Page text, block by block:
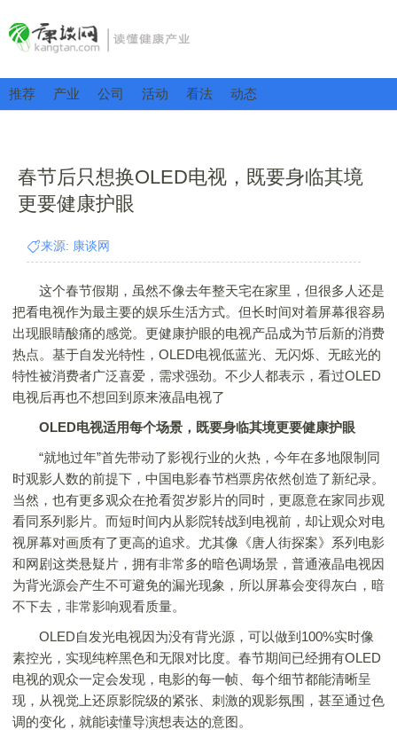
推荐 产业 公司 活动 看法 动态
春节后只想换OLED电视，既要身临其境
更要健康护眼
来源: 康谈网
这个春节假期，虽然不像去年整天宅在家里，但很多人还是
把看电视作为最主要的娱乐生活方式。但长时间对着屏幕很容易
出现眼睛酸痛的感觉。更健康护眼的电视产品成为节后新的消费
热点。基于自发光特性，OLED电视低蓝光、无闪烁、无眩光的
特性被消费者广泛喜爱，需求强劲。不少人都表示，看过OLED
电视后再也不想回到原来液晶电视了
OLED电视适用每个场景，既要身临其境更要健康护眼
“就地过年”首先带动了影视行业的火热，今年在多地限制同
时观影人数的前提下，中国电影春节档票房依然创造了新纪录。
当然，也有更多观众在抢看贺岁影片的同时，更愿意在家同步观
看同系列影片。而短时间内从影院转战到电视前，却让观众对电
视屏幕对画质有了更高的追求。尤其像《唐人街探案》系列电影
和网剧这类悬疑片，拥有非常多的暗色调场景，普通液晶电视因
为背光源会产生不可避免的漏光现象，所以屏幕会变得灰白，暗
不下去，非常影响观看质量。
OLED自发光电视因为没有背光源，可以做到100%实时像
素控光，实现纯粹黑色和无限对比度。春节期间已经拥有OLED
电视的观众一定会发现，电影的每一帧、每个细节都能清晰呈
现，从视觉上还原影院级的紧张、刺激的观影氛围，甚至通过色
调的变化，就能读懂导演想表达的意图。